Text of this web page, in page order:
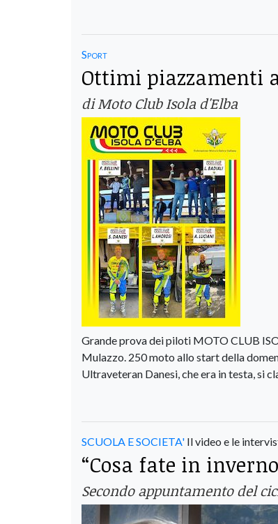
Sport
Ottimi piazzamenti
di Moto Club Isola d'Elba
Grande prova dei piloti MOTO CLUB
Mulazzo. 250 moto allo start della
Ultraveteran Danesi, che era in testa, si
SCUOLA E SOCIETA' Il video e le
“Cosa fate in
Secondo appuntamento del